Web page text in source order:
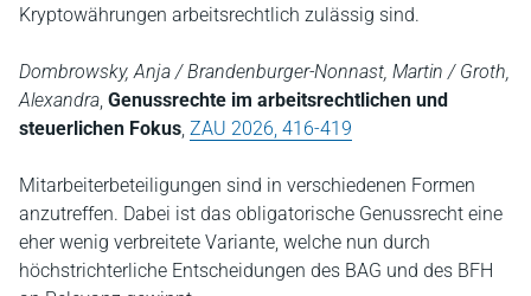
Kryptowährungen arbeitsrechtlich zulässig sind.
Dombrowsky, Anja / Brandenburger-Nonnast, Martin / Groth,
Alexandra, Genussrechte im arbeitsrechtlichen und
steuerlichen Fokus, ZAU 2026, 416-419
Mitarbeiterbeteiligungen sind in verschiedenen Formen
anzutreffen. Dabei ist das obligatorische Genussrecht eine
eher wenig verbreitete Variante, welche nun durch
höchstrichterliche Entscheidungen des BAG und des BFH